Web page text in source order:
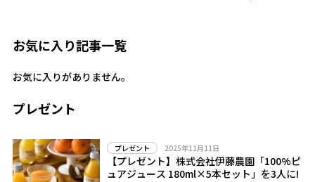
お気に入り記事一覧
お気に入りがありません。
プレゼント
プレゼント 2025年11月11日
【プレゼント】株式会社伊藤農園「100%ピ
ュアジュース 180ml×5本セット」を3人に!